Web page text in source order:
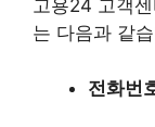
고용24 고객
는 다음과 같
전화번